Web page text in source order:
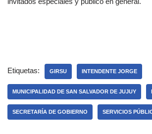
Etiquetas: GIRSU INTENDENTE JORGE
MUNICIPALIDAD DE SAN SALVADOR DE JUJUY
SECRETARÍA DE GOBIERNO SERVICIOS